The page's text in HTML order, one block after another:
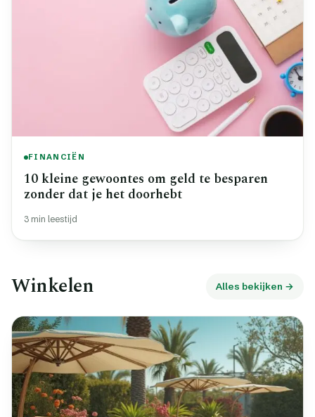
FINANCIËN
10 kleine gewoontes om geld te besparen
zonder dat je het doorhebt
3 min leestijd
Winkelen Alles bekijken →